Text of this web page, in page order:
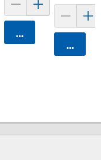
카트에 담기
카트에